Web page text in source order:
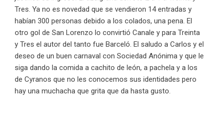
Tres. Ya no es novedad que se vendieron 14 entradas y
habían 300 personas debido a los colados, una pena. El
otro gol de San Lorenzo lo convirtió Canale y para Treinta
y Tres el autor del tanto fue Barceló. El saludo a Carlos y el
deseo de un buen carnaval con Sociedad Anónima y que le
siga dando la comida a cachito de león, a pachela y a los
de Cyranos que no les conocemos sus identidades pero
hay una muchacha que grita que da hasta gusto.